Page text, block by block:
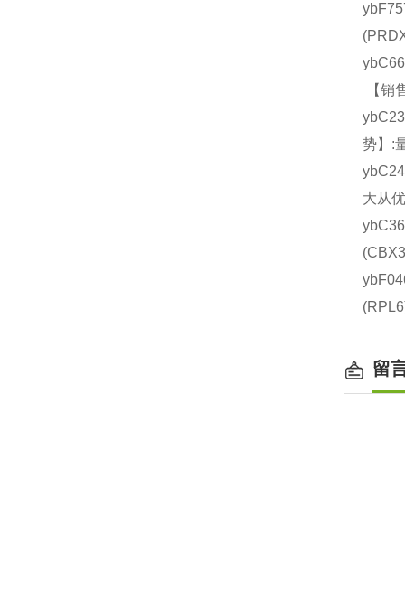
【销
势】:
大从
留